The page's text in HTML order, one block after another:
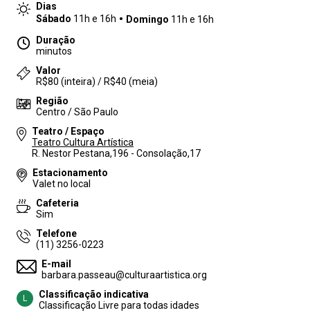
Dias
Sábado 11h e 16h Domingo 11h e 16h
Duração
minutos
Valor
R$80 (inteira) / R$40 (meia)
Região
Centro / São Paulo
Teatro / Espaço
Teatro Cultura Artística
R. Nestor Pestana,196 - Consolação,17
Estacionamento
Valet no local
Cafeteria
Sim
Telefone
(11) 3256-0223
E-mail
barbara.passeau@culturaartistica.org
L
Classificação indicativa
Classificação Livre para todas idades